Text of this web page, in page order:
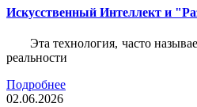
Искусственный Интеллект и
Эта технология, часто
реальности
Подробнее
02.06.2026